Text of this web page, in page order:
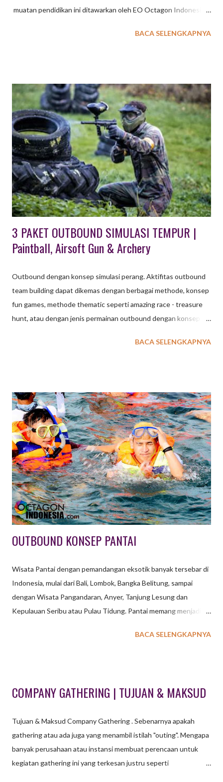
muatan pendidikan ini ditawarkan oleh EO Octagon Indonesia
Untuk kegiatan Family Gathering EXXO sudah sediakan
dengan disesuaikan karakteristik peserta dan usia. baca juga : 36
Tempat Wisata di Lembang TEMPAT WISATA OUTBOUND
UNTUK ANAK & FAMILY GATHERING DI BANDUNG Khusus
Wisata Outbound di Lembang Bandung ini , paket untuk usia
anak - anak tersedia Program Outbound Character Building
berupa aktifitas wisata edukasi untuk pelajar PAUD, TK maupun
SD dan SMP. Teriakan anak - anak terdengar sangat nyaring saat
pemandu dari EO Octagon Indonesia memberi instruksi ...
BACA SELENGKAPNYA
3 PAKET OUTBOUND SIMULASI TEMPUR |
Paintball, Airsoft Gun & Archery
Outbound dengan konsep simulasi perang. Aktifitas outbound
team building dapat dikemas dengan berbagai methode, konsep
fun games, methode thematic seperti amazing race - treasure
hunt, atau dengan jenis permainan outbound dengan konsep
cukup tinggi, EXXO INDONESIA menyediakan beberapa pilihan
atau kelompok pemain berusaha untuk mengalahkan pemain /
kelompok lain dengan cara memberi tanda cat di tubuh lawan.
Peluru cat yang digunakan harus terbuat dari bahan yang aman
dan tidak beracun, sedangkan senjata yang digunakan untuk
menembakkannya biasa disebut paintball marker atau paintball
gun. Peralatan lain yang harus ada ialah masker pelindung wajah.
Selain untuk permainan, teknologi Paintball juga digunakan
sebagai simulasi / latihan militer yang lebi...
BACA SELENGKAPNYA
OUTBOUND KONSEP PANTAI
Wisata Pantai dengan pemandangan eksotik banyak tersebar di
Indonesia, mulai dari Bali, Lombok, Bangka Belitung, sampai
dengan Wisata Pangandaran, Anyer, Tanjung Lesung dan
Kepulauan Seribu atau Pulau Tidung. Pantai memang menjadi
keindahan maupun kenyamanan. Tidak perlu games yang
GATHERING DENGAN KONSEP PANTAI Suara deburan ombak
panorama saat kita berada di pantai. Beberapa aktifitas olah raga
air atau yang dikenal dengan istilah watersport menjadi aktifitas
wajib bagi para pelancong atau wisatawan. Snorkeling, Jetski,
Banana Boat, Sea Kayak, Pedal Boat atau hanya sekedar
BACA SELENGKAPNYA
COMPANY GATHERING | TUJUAN & MAKSUD
Tujuan & Maksud Company Gathering . Sebenarnya apakah
gathering atau ada juga yang menambil istilah "outing". Mengapa
banyak perusahaan atau instansi membuat perencaan untuk
kegiatan gathering ini yang terkesan justru seperti